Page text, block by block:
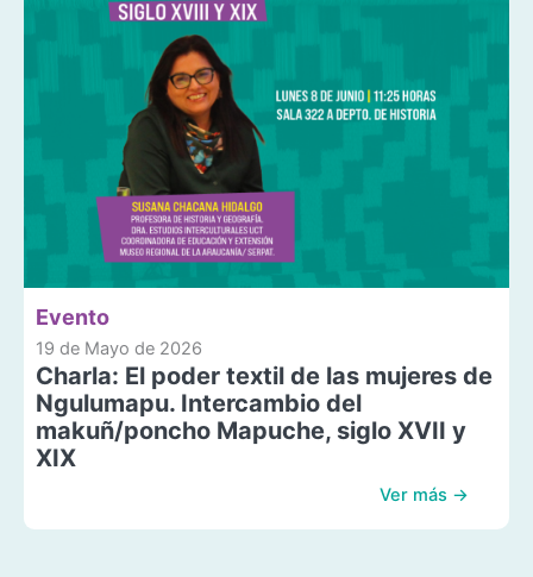
Evento
19 de Mayo de 2026
Charla: El poder textil de las mujeres de
Ngulumapu. Intercambio del
makuñ/poncho Mapuche, siglo XVII y
XIX
Ver más →